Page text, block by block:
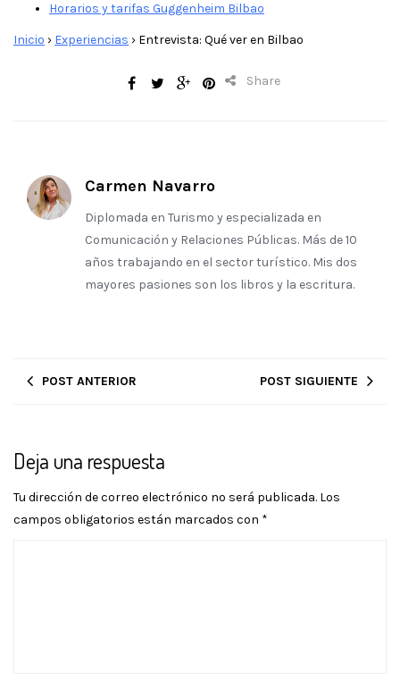
Horarios y tarifas Guggenheim Bilbao
Inicio › Experiencias › Entrevista: Qué ver en Bilbao
Share
Carmen Navarro
Diplomada en Turismo y especializada en
Comunicación y Relaciones Públicas. Más de 10
años trabajando en el sector turístico. Mis dos
mayores pasiones son los libros y la escritura.
POST ANTERIOR POST SIGUIENTE
Deja una respuesta
Tu dirección de correo electrónico no será publicada. Los
campos obligatorios están marcados con *